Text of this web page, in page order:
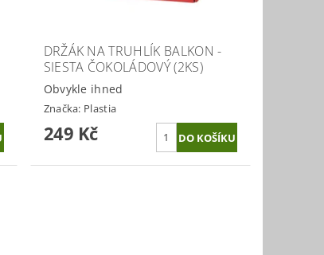
DRŽÁK NA TRUHLÍK BALKON -
SIESTA ČOKOLÁDOVÝ (2KS)
Obvykle ihned
Značka: Plastia
249 Kč